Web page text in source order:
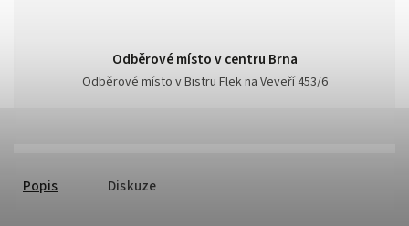
Odběrové místo v centru Brna
Odběrové místo v Bistru Flek na Veveří 453/6
Popis Diskuze